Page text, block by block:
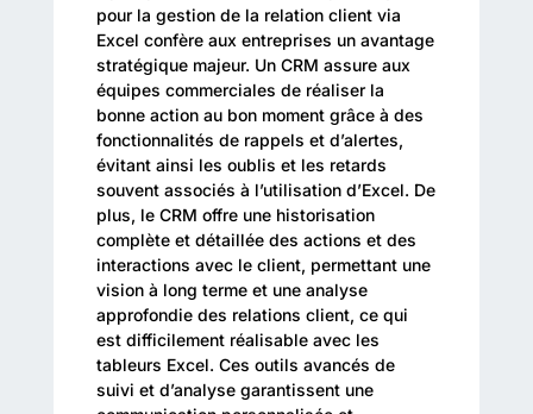
pour la gestion de la relation client via
Excel confère aux entreprises un avantage
stratégique majeur. Un CRM assure aux
équipes commerciales de réaliser la
bonne action au bon moment grâce à des
fonctionnalités de rappels et d’alertes,
évitant ainsi les oublis et les retards
souvent associés à l’utilisation d’Excel. De
plus, le CRM offre une historisation
complète et détaillée des actions et des
interactions avec le client, permettant une
vision à long terme et une analyse
approfondie des relations client, ce qui
est difficilement réalisable avec les
tableurs Excel. Ces outils avancés de
suivi et d’analyse garantissent une